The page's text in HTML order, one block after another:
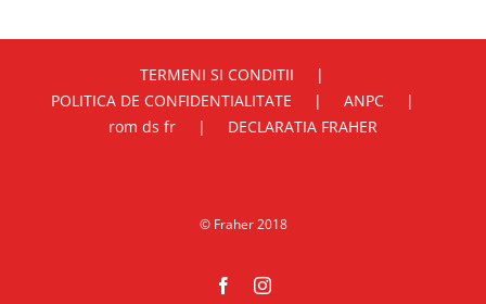
TERMENI SI CONDITII
POLITICA DE CONFIDENTIALITATE
ANPC
rom ds fr
DECLARATIA FRAHER
© Fraher 2018
FacebookInstagram